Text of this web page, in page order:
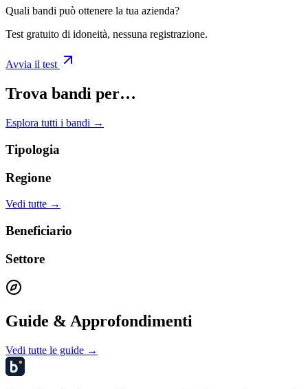
Quali bandi può ottenere la tua azienda?
Test gratuito di idoneità, nessuna registrazione.
Avvia il test
Trova bandi per…
Esplora tutti i bandi →
Tipologia
Regione
Vedi tutte →
Beneficiario
Settore
Guide & Approfondimenti
Vedi tutte le guide →